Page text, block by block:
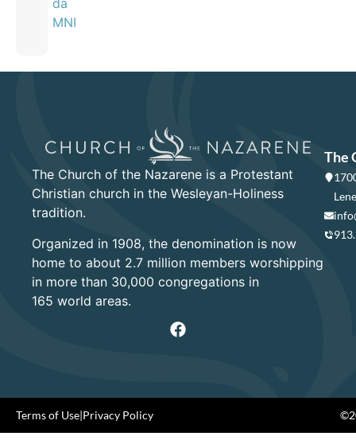
da
MNI
The Church of the Nazarene is a Protestant
Christian church in the Wesleyan-Holiness
tradition.
Organized in 1908, the denomination is now
home to about 2.7 million members worshipping
in more than 30,000 congregations in
165 world areas.
The
Terms of Use|Privacy Policy